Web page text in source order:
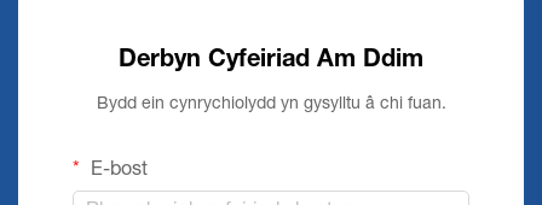
Derbyn Cyfeiriad Am Ddim
Bydd ein cynrychiolydd yn gysylltu â chi fuan.
E-bost